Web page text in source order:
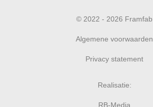
© 2022 - 2026 Framfab
Algemene voorwaarden
Privacy statement
Realisatie:
RB-Media